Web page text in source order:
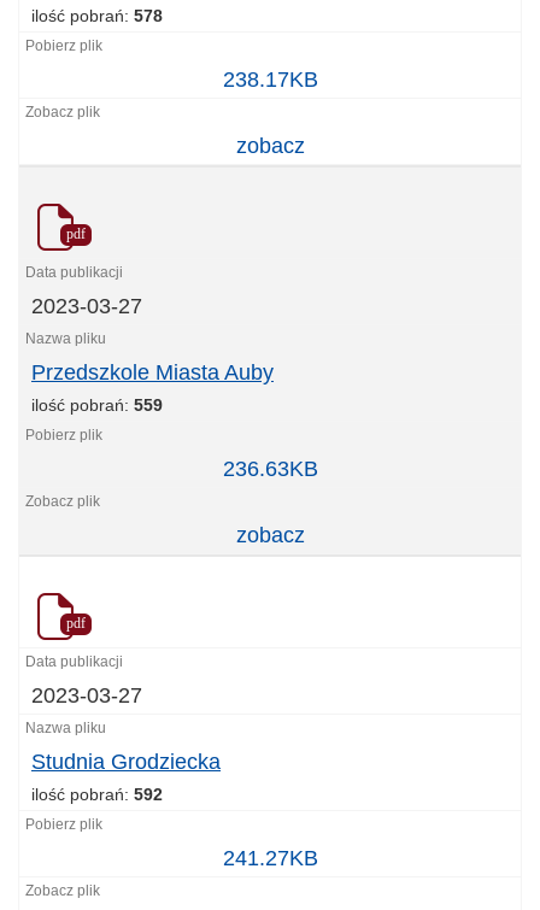
ilość pobrań: 578
Staszica
woda
GPW
238.17KB
zobacz
pdf
2023-03-27
Przedszkole Miasta Auby
ilość pobrań: 559
Miasta
Auby
236.63KB
zobacz
pdf
2023-03-27
Studnia Grodziecka
ilość pobrań: 592
Grodziecka
241.27KB